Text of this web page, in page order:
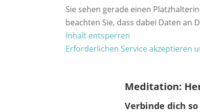
Sie sehen gerade einen
beachten Sie, dass dabei Daten an
Inhalt entsperren
Erforderlichen Service akzeptieren
Meditation:
Verbinde dich